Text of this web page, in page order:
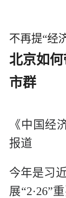
不再提“经
北京如
市群
《中国经
报道
今年是习
展“2·26”